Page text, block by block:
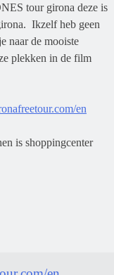
tour girona deze is
Ikzelf heb geen
naar de mooiste
plekken in de film
en
is shoppingcenter